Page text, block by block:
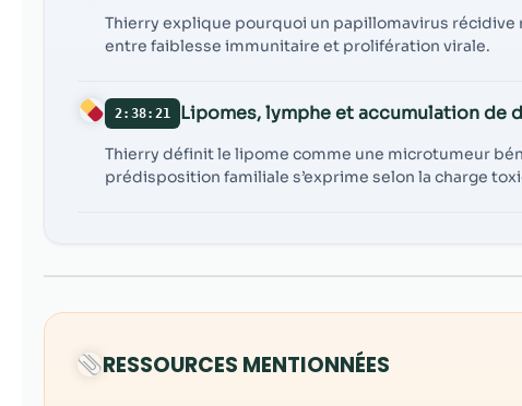
Thierry explique pourquoi un papillomavirus
entre faiblesse immunitaire et prolifération virale.
2:38:21 Lipomes, lymphe et accumulation de
Thierry définit le lipome comme une microtumeur
prédisposition familiale s’exprime selon la charge
RESSOURCES MENTIONNÉES